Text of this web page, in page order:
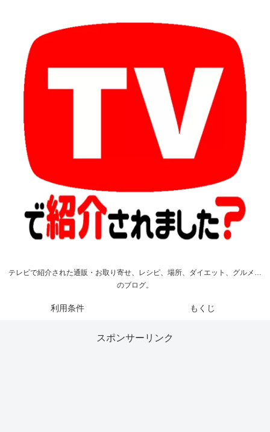
テレビで紹介された通販・お取り寄せ、レシピ、場所、ダイエット、グルメ…
のブログ。
利用条件 もくじ
スポンサーリンク